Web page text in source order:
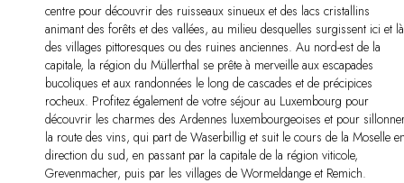
centre pour découvrir des ruisseaux sinueux et des lacs cristallins
animant des forêts et des vallées, au milieu desquelles surgissent ici et là
des villages pittoresques ou des ruines anciennes. Au nord-est de la
capitale, la région du Müllerthal se prête à merveille aux escapades
bucoliques et aux randonnées le long de cascades et de précipices
rocheux. Profitez également de votre séjour au Luxembourg pour
découvrir les charmes des Ardennes luxembourgeoises et pour
la route des vins, qui part de Waserbillig et suit le cours de la Moselle
direction du sud, en passant par la capitale de la région viticole,
Grevenmacher, puis par les villages de Wormeldange et Remich.